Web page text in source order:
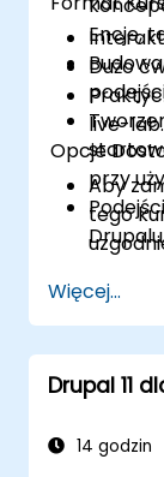
Encje,
przy
Dużo
live-lab.
Opcje
Aby
tego
Więcej...
Drupal 11
14 godzin